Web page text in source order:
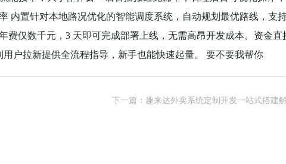
内置针对本地路况优化的智能调度系统，自动规划最优路线，支
费仅数千元，3 天即可完成部署上线，无需高昂开发成本。资金
户拉新提供全流程指导，新手也能快速起量。 要不要我帮你
下一篇：趣来达外卖系统定制开发一站式搭建